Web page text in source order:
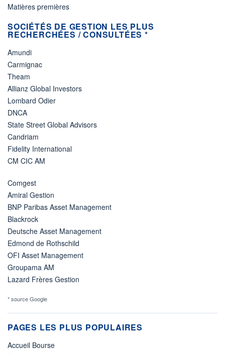
Matières premières
SOCIÉTÉS DE GESTION LES PLUS
RECHERCHÉES / CONSULTÉES *
Amundi
Carmignac
Theam
Allianz Global Investors
Lombard Odier
DNCA
State Street Global Advisors
Candriam
Fidelity International
CM CIC AM
Comgest
Amiral Gestion
BNP Paribas Asset Management
Blackrock
Deutsche Asset Management
Edmond de Rothschild
OFI Asset Management
Groupama AM
Lazard Frères Gestion
* source Google
PAGES LES PLUS POPULAIRES
Accueil Bourse